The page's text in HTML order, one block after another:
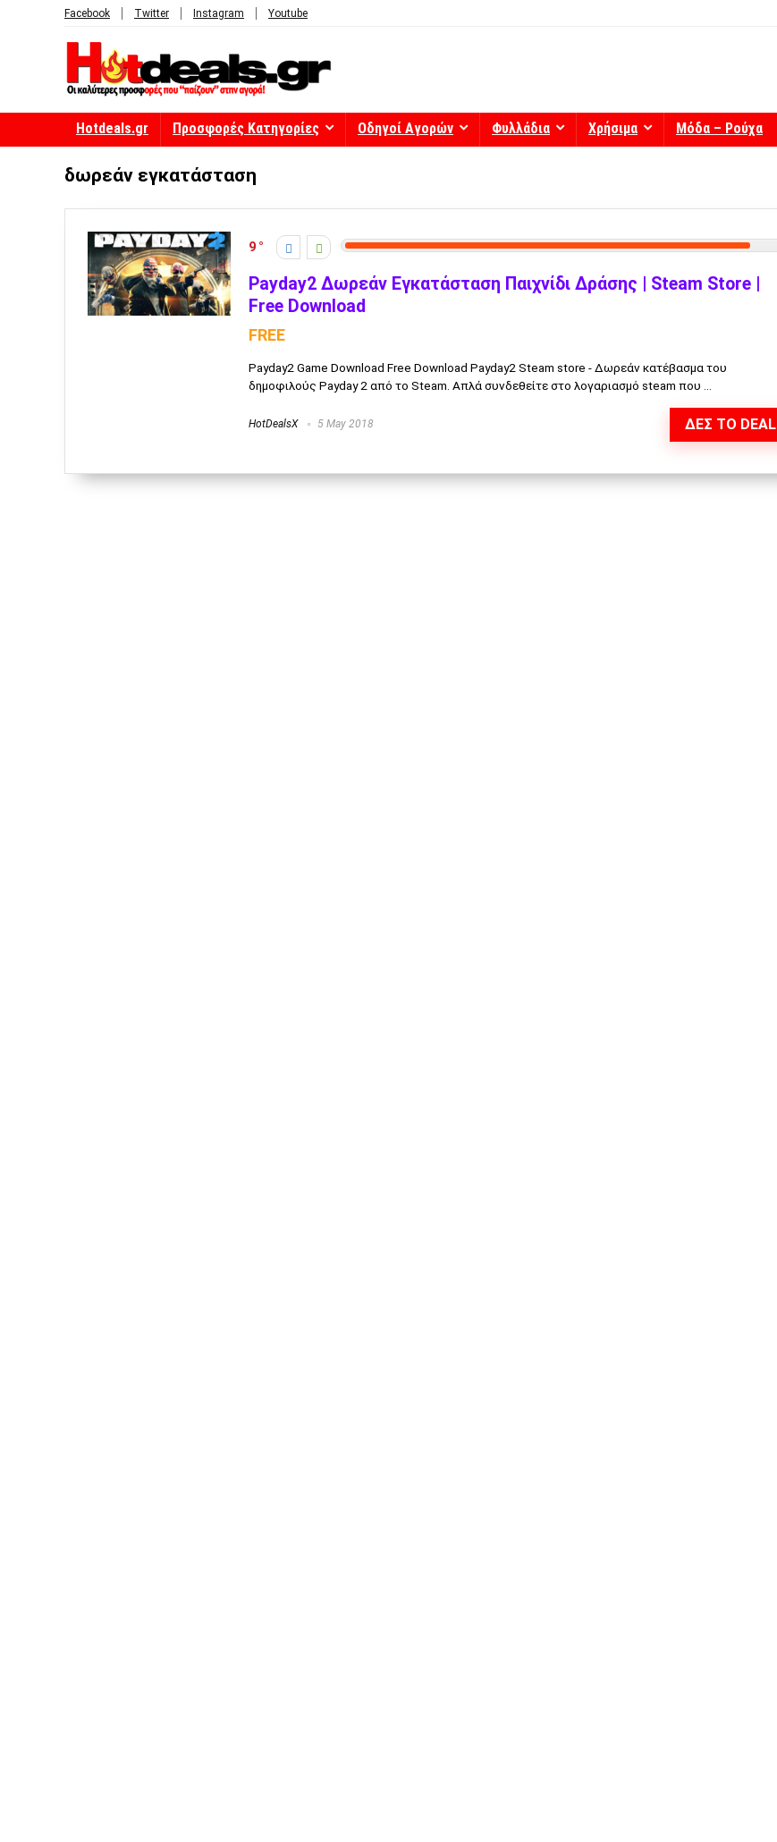
Facebook Twitter Instagram Youtube
Hotdeals.gr Προσφορές Κατηγορίες Οδηγοί Αγορών Φυλλάδια Χρήσιμα Μόδα – Ρούχα
δωρεάν εγκατάσταση
9
Payday2 Δωρεάν Εγκατάσταση Παιχνίδι Δράσης | Steam Store |
Free Download
FREE
Payday2 Game Download Free Download Payday2 Steam store - Δωρεάν κατέβασμα του
δημοφιλούς Payday 2 από το Steam. Απλά συνδεθείτε στο λογαριασμό steam που ...
HotDealsX 5 May 2018 ΔΕΣ ΤΟ DEAL